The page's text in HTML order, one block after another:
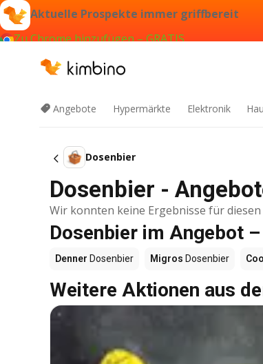
Aktuelle Prospekte immer griffbereit
Zu Chrome hinzufügen – GRATIS
Angebote Hypermärkte Elektronik
Dosenbier
Dosenbier -
Wir konnten keine Ergebnisse für
Dosenbier im Angebot
Denner Dosenbier Migros Dosenbier
Weitere Aktionen aus